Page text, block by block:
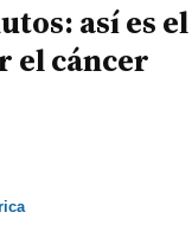
así es el
el cáncer